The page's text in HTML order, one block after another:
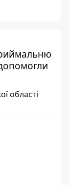
області